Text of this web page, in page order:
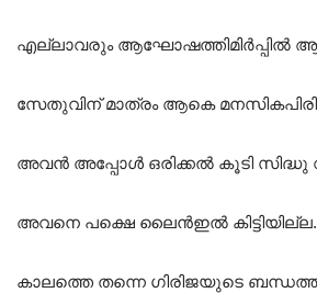
എല്ലാവരും ആഘോഷത്തിമിർപ്പിൽ
സേതുവിന് മാത്രം ആകെ
അവൻ അപ്പോൾ ഒരിക്കൽ കൂടി സിദ്ധു
അവനെ പക്ഷെ ലൈൻഇൽ
കാലത്തെ തന്നെ ഗിരിജയുടെ